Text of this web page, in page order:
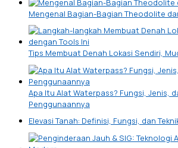
Mengenal Bagian-Bagian Theodolite
Tips Membuat Denah Lokasi Sendiri,
Apa Itu Alat Waterpass? Fungsi, Jenis,
Penggunaannya
Elevasi Tanah: Definisi, Fungsi, dan